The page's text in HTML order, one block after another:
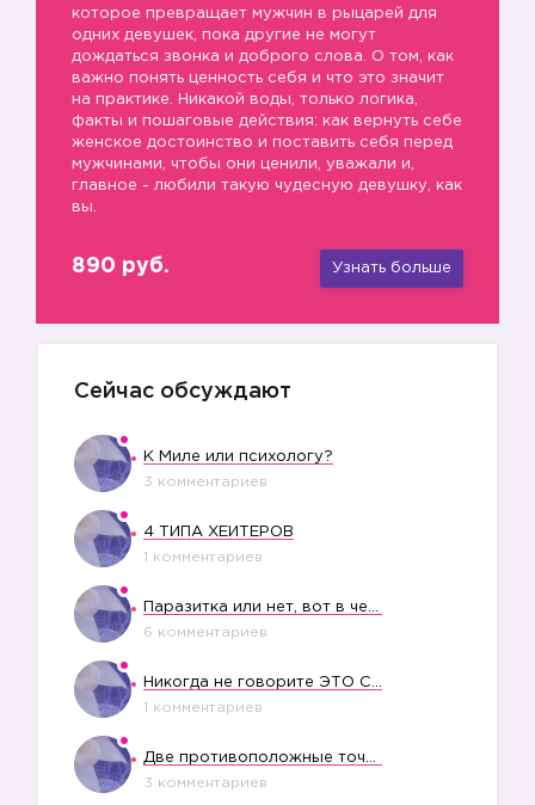
которое превращает мужчин в рыцарей для
одних девушек, пока другие не могут
дождаться звонка и доброго слова. О том, как
важно понять ценность себя и что это значит
на практике. Никакой воды, только логика,
факты и пошаговые действия: как вернуть себе
женское достоинство и поставить себя перед
мужчинами, чтобы они ценили, уважали и,
главное - любили такую чудесную девушку, как
вы.
890 руб. Узнать больше
Сейчас обсуждают
К Миле или психологу?
3 комментариев
4 ТИПА ХЕЙТЕРОВ
1 комментариев
6 комментариев
1 комментариев
3 комментариев